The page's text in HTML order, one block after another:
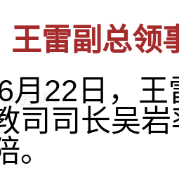
王雷副总领
月22日，
司司长吴
。